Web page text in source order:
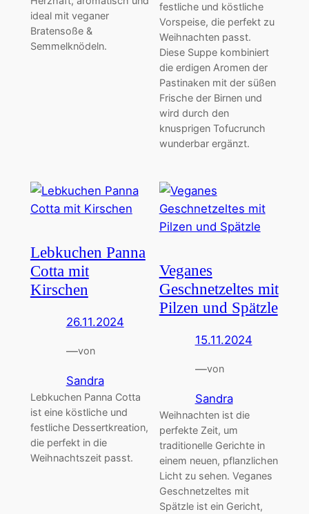
ideal mit veganer
Bratensoße &
Semmelknödeln.
festliche und köstliche
Vorspeise, die perfekt zu
Weihnachten passt.
Diese Suppe kombiniert
die erdigen Aromen der
Pastinaken mit der süßen
Frische der Birnen und
wird durch den
knusprigen Tofucrunch
wunderbar ergänzt.
Lebkuchen Panna
Cotta mit
Kirschen
26.11.2024
—von
Sandra
Lebkuchen Panna Cotta
ist eine köstliche und
festliche Dessertkreation,
die perfekt in die
Weihnachtszeit passt.
Veganes
Geschnetzeltes mit
Pilzen und Spätzle
15.11.2024
—von
Sandra
Weihnachten ist die
perfekte Zeit, um
traditionelle Gerichte in
einem neuen, pflanzlichen
Licht zu sehen. Veganes
Geschnetzeltes mit
Spätzle ist ein Gericht,